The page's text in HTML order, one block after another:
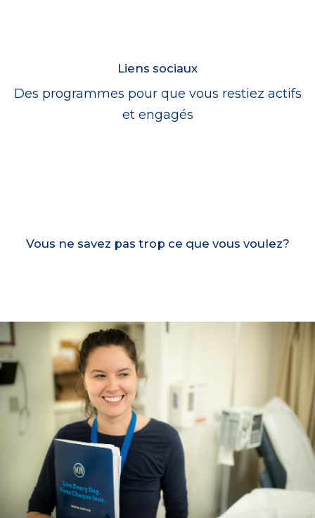
Liens sociaux
Des programmes pour que vous restiez actifs
et engagés
Vous ne savez pas trop ce que vous voulez?